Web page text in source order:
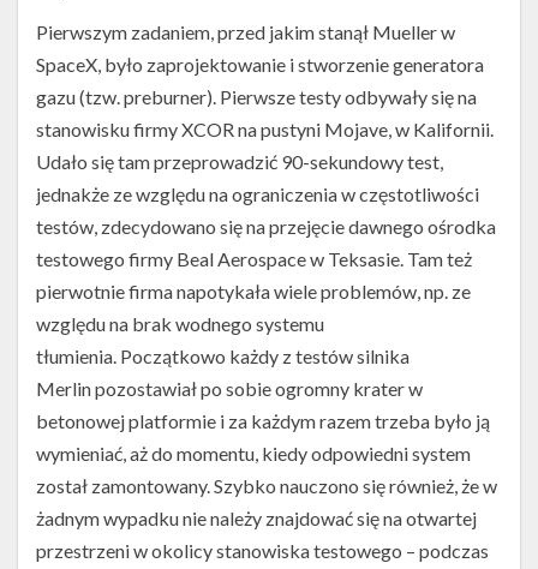
transportu
SpaceX)
Pierwszym zadaniem, przed jakim stanął Mueller w
SpaceX, było zaprojektowanie i stworzenie generatora
gazu (tzw. preburner). Pierwsze testy odbywały się na
stanowisku firmy XCOR na pustyni Mojave, w Kalifornii.
Udało się tam przeprowadzić 90-sekundowy test,
jednakże ze względu na ograniczenia w częstotliwości
testów, zdecydowano się na przejęcie dawnego ośrodka
testowego firmy Beal Aerospace w Teksasie. Tam też
pierwotnie firma napotykała wiele problemów, np. ze
względu na brak wodnego systemu
tłumienia. Początkowo każdy z testów silnika
Merlin pozostawiał po sobie ogromny krater w
betonowej platformie i za każdym razem trzeba było ją
wymieniać, aż do momentu, kiedy odpowiedni system
został zamontowany. Szybko nauczono się również, że w
żadnym wypadku nie należy znajdować się na otwartej
przestrzeni w okolicy stanowiska testowego – podczas